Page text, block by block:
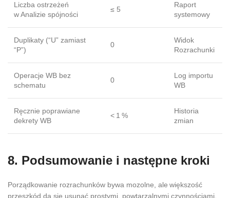
Liczba ostrzeżeń
w Analizie spójności
≤ 5
Raport
systemowy
Duplikaty (“U” zamiast
“P”)
0
Widok
Rozrachunki
Operacje WB bez
schematu
0
Log importu
WB
Ręcznie poprawiane
dekrety WB
< 1 %
Historia
zmian
8. Podsumowanie i następne kroki
Porządkowanie rozrachunków bywa mozolne, ale większość
przeszkód da się usunąć prostymi, powtarzalnymi czynnościami.